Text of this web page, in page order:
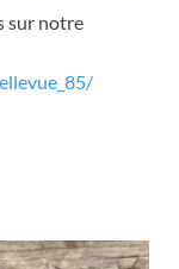
sur notre